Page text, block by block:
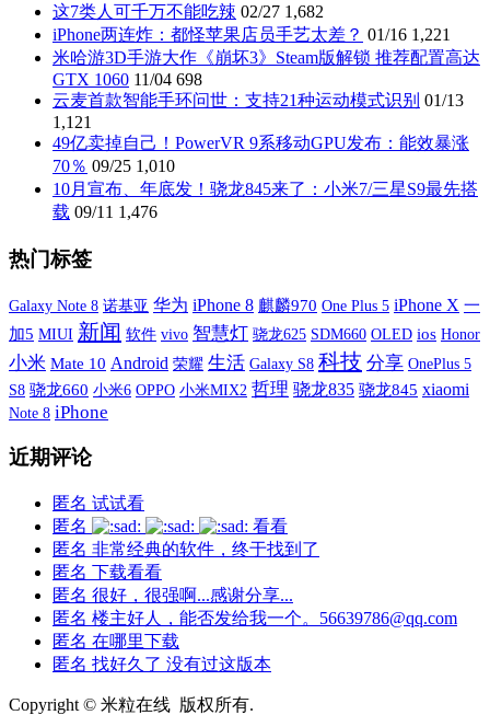
这7类人可千万不能吃辣 02/27 1,682
iPhone两连炸：都怪苹果店员手艺太差？ 01/16 1,221
米哈游3D手游大作《崩坏3》Steam版解锁 推荐配置高达
GTX 1060 11/04 698
云麦首款智能手环问世：支持21种运动模式识别 01/13
1,121
49亿卖掉自己！PowerVR 9系移动GPU发布：能效暴涨
70％ 09/25 1,010
10月宣布、年底发！骁龙845来了：小米7/三星S9最先搭
载 09/11 1,476
热门标签
Galaxy Note 8 诺基亚 华为 iPhone 8 麒麟970 One Plus 5 iPhone X 一
加5 MIUI 新闻 软件 vivo 智慧灯 骁龙625 SDM660 OLED ios Honor
小米 Mate 10 Android 荣耀 生活 Galaxy S8 科技 分享 OnePlus 5
S8 骁龙660 小米6 OPPO 小米MIX2 哲理 骁龙835 骁龙845 xiaomi
Note 8 iPhone
近期评论
匿名 试试看
匿名
看看
匿名 非常经典的软件，终于找到了
匿名 下载看看
匿名 很好，很强啊...感谢分享...
匿名 楼主好人，能否发给我一个。56639786@qq.com
匿名 在哪里下载
匿名 找好久了 没有过这版本
Copyright © 米粒在线 版权所有.